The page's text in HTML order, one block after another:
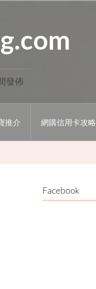
發佈
推介 網購信用卡攻略
Facebook